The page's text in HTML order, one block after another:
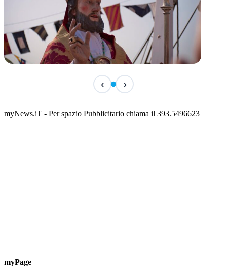
San Basso 2026 - il programma delle feste
‹ ›
myNews.iT - Per spazio Pubblicitario chiama il 393.5496623
myPage